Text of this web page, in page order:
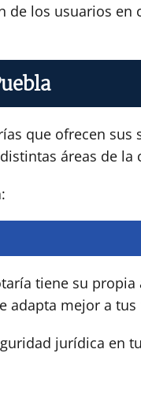
de los usuarios en
que ofrecen sus
áreas de la
tiene su propia
adapta mejor a tus
jurídica en